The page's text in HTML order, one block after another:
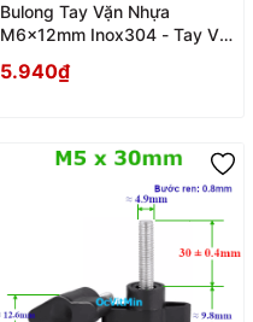
Bulong Tay Vặn Nhựa
M6x12mm Inox304 - Tay Van
5.940₫